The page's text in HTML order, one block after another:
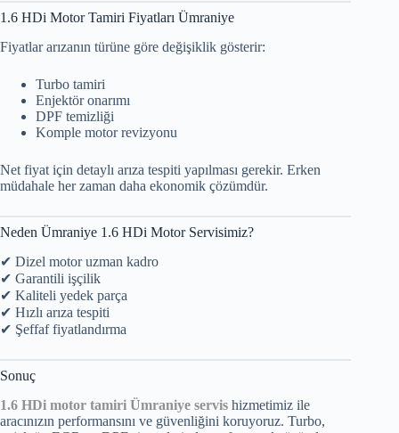
1.6 HDi Motor Tamiri Fiyatları Ümraniye
Fiyatlar arızanın türüne göre değişiklik gösterir:
Turbo tamiri
Enjektör onarımı
DPF temizliği
Komple motor revizyonu
Net fiyat için detaylı arıza tespiti yapılması gerekir. Erken
müdahale her zaman daha ekonomik çözümdür.
Neden Ümraniye 1.6 HDi Motor Servisimiz?
✔ Dizel motor uzman kadro
✔ Garantili işçilik
✔ Kaliteli yedek parça
✔ Hızlı arıza tespiti
✔ Şeffaf fiyatlandırma
Sonuç
1.6 HDi motor tamiri Ümraniye servis hizmetimiz ile
aracınızın performansını ve güvenliğini koruyoruz. Turbo,